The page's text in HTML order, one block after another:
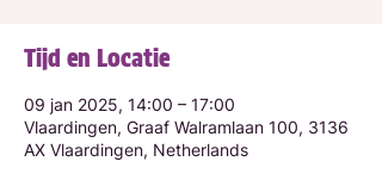
Tijd en Locatie
09 jan 2025, 14:00 – 17:00
Vlaardingen, Graaf Walramlaan 100, 3136
AX Vlaardingen, Netherlands